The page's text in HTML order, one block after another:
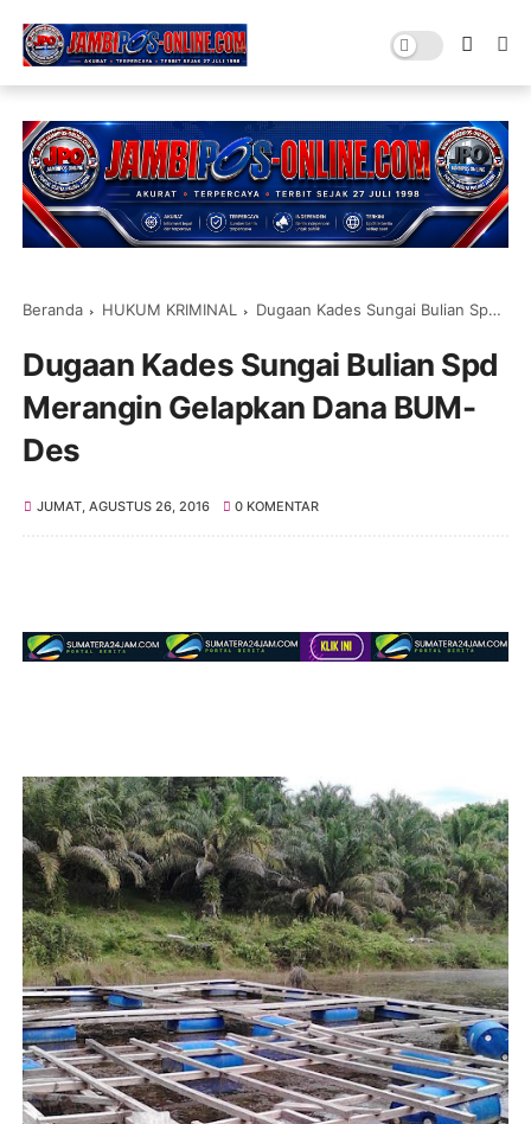
Beranda HUKUM KRIMINAL Dugaan Kades Sungai Bulian Spd Merangin Gelapkan Dana BUM-Des
Dugaan Kades Sungai Bulian Spd
Merangin Gelapkan Dana BUM-
Des
JUMAT, AGUSTUS 26, 2016 0 KOMENTAR